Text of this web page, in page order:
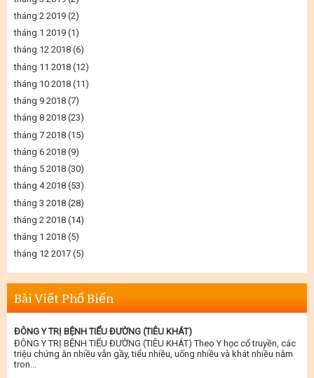
tháng 2 2019 (2)
tháng 1 2019 (1)
tháng 12 2018 (6)
tháng 11 2018 (12)
tháng 10 2018 (11)
tháng 9 2018 (7)
tháng 8 2018 (23)
tháng 7 2018 (15)
tháng 6 2018 (9)
tháng 5 2018 (30)
tháng 4 2018 (53)
tháng 3 2018 (28)
tháng 2 2018 (14)
tháng 1 2018 (5)
tháng 12 2017 (5)
Bài Viết Phổ Biến
ĐÔNG Y TRỊ BỆNH TIỂU ĐƯỜNG (TIÊU KHÁT)
ĐÔNG Y TRỊ BỆNH TIỂU ĐƯỜNG (TIÊU KHÁT) Theo Y học cổ truyền, các
triệu chứng ăn nhiều vẫn gầy, tiểu nhiều, uống nhiều và khát nhiều nằm
tron...